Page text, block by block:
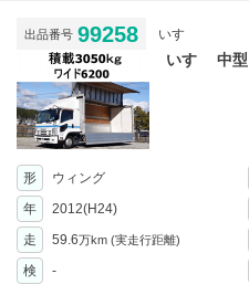
出品番号 99258 いすゞ
いすゞ 中
形 ウィング
年
2012(H24)
走 59.6万km (実走行距離)
検
-